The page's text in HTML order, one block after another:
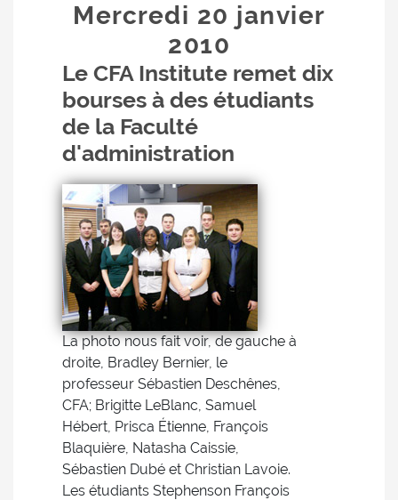
Mercredi 20 janvier
2010
Le CFA Institute remet dix
bourses à des étudiants
de la Faculté
d'administration
La photo nous fait voir, de gauche à
droite, Bradley Bernier, le
professeur Sébastien Deschênes,
CFA; Brigitte LeBlanc, Samuel
Hébert, Prisca Étienne, François
Blaquière, Natasha Caissie,
Sébastien Dubé et Christian Lavoie.
Les étudiants Stephenson François